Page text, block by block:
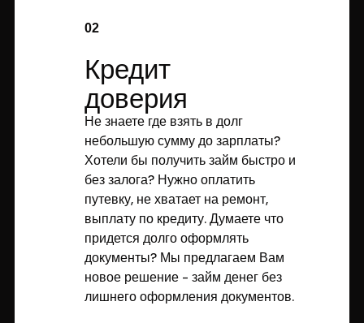
02
Кредит
доверия
Не знаете где взять в долг
небольшую сумму до зарплаты?
Хотели бы получить займ быстро и
без залога? Нужно оплатить
путевку, не хватает на ремонт,
выплату по кредиту. Думаете что
придется долго оформлять
документы? Мы предлагаем Вам
новое решение - займ денег без
лишнего оформления документов.